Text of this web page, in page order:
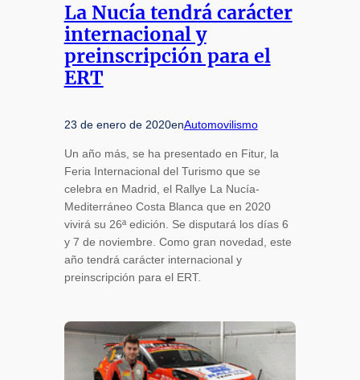
La Nucía tendrá carácter
internacional y
preinscripción para el
ERT
23 de enero de 2020enAutomovilismo
Un año más, se ha presentado en Fitur, la
Feria Internacional del Turismo que se
celebra en Madrid, el Rallye La Nucía-
Mediterráneo Costa Blanca que en 2020
vivirá su 26ª edición. Se disputará los días 6
y 7 de noviembre. Como gran novedad, este
año tendrá carácter internacional y
preinscripción para el ERT.